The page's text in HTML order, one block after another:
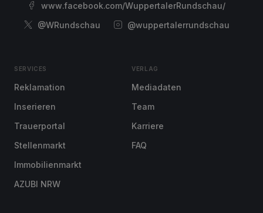
www.facebook.com/WuppertalerRundschau/
@WRundschau
@wuppertalerrundschau
SERVICES
Reklamation
Inserieren
Trauerportal
Stellenmarkt
Immobilienmarkt
AZUBI NRW
VERLAG
Mediadaten
Team
Karriere
FAQ